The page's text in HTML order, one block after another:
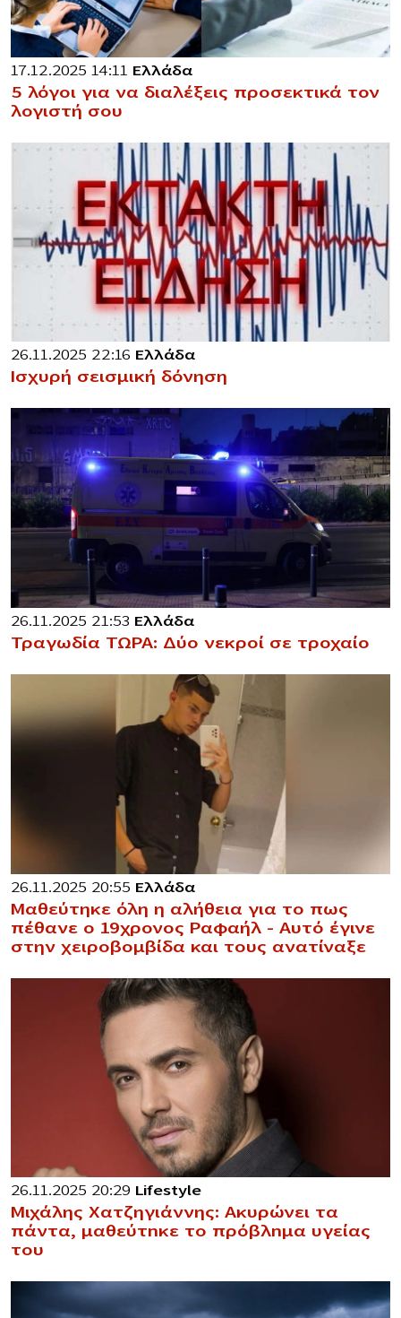
17.12.2025 14:11 Ελλάδα
5 λόγοι για να διαλέξεις προσεκτικά τον
λογιστή σου
26.11.2025 22:16 Ελλάδα
Ισχυρή σεισμική δόνηση
26.11.2025 21:53 Ελλάδα
Τραγωδία ΤΩΡΑ: Δύο νεκροί σε τροχαίο
26.11.2025 20:55 Ελλάδα
Μαθεύτηκε όλη η αλήθεια για το πως
πέθανε ο 19χρονος Ραφαήλ – Αυτό έγινε
στην χειροβομβίδα και τους ανατίναξε
26.11.2025 20:29 Lifestyle
Μιχάλης Χατζηγιάννης: Ακυρώνει τα
πάντα, μαθεύτnκε το πρόβλnμα υγείας
του